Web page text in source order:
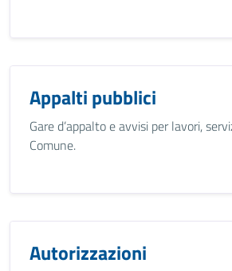
Appalti pubblici
Gare d’appalto e avvisi per lavori,
Comune.
Autorizzazioni